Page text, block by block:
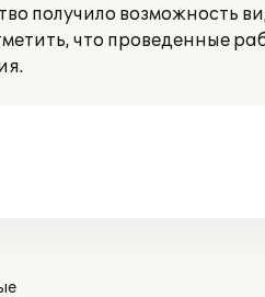
получило возможность
что проведенные